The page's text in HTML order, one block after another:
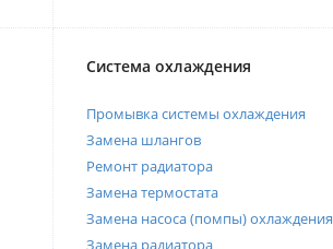
Система охлаждения
Промывка системы охлаждения
Замена шлангов
Ремонт радиатора
Замена термостата
Замена насоса (помпы) охлаждения
Замена радиатора